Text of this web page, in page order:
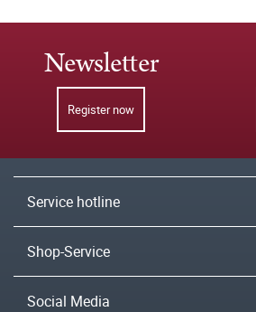
Newsletter
Register now
Service hotline
Shop-Service
Social Media